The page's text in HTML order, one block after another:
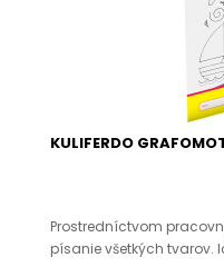
KULIFERDO
Prostredníctvom
písanie všetkých tvarov.